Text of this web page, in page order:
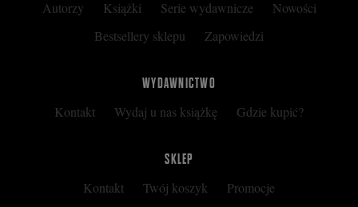
Autorzy Książki Serie wydawnicze
Nowości
Bestsellery sklepu
Zapowiedzi
WYDAWNICTWO
Kontakt Wydaj u nas książkę Gdzie kupić?
SKLEP
Kontakt Twój koszyk
Promocje